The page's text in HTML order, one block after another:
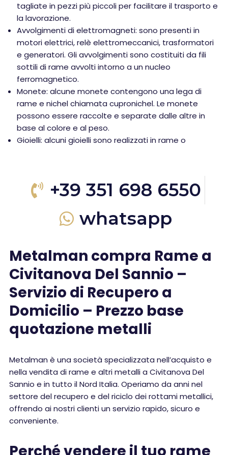
tagliate in pezzi più piccoli per facilitare il trasporto e
la lavorazione.
Avvolgimenti di elettromagneti: sono presenti in
motori elettrici, relè elettromeccanici, trasformatori
e generatori. Gli avvolgimenti sono costituiti da fili
sottili di rame avvolti intorno a un nucleo
ferromagnetico.
Monete: alcune monete contengono una lega di
rame e nichel chiamata cupronichel. Le monete
possono essere raccolte e separate dalle altre in
base al colore e al peso.
Gioielli: alcuni gioielli sono realizzati in rame o
+39 351 698 6550
whatsapp
Metalman compra Rame a
Civitanova Del Sannio –
Servizio di Recupero a
Domicilio – Prezzo base
quotazione metalli
Metalman è una società specializzata nell’acquisto e
nella vendita di rame e altri metalli a Civitanova Del
Sannio e in tutto il Nord Italia. Operiamo da anni nel
settore del recupero e del riciclo dei rottami metallici,
offrendo ai nostri clienti un servizio rapido, sicuro e
conveniente.